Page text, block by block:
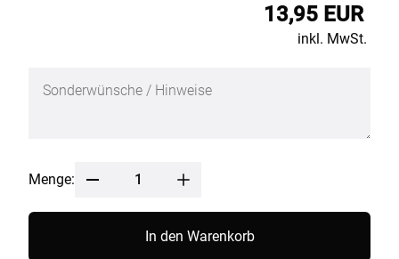
13,95 EUR
inkl. MwSt.
Menge:
In den Warenkorb